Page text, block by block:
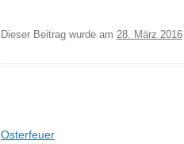
Dieser Beitrag wurde am 28. März 2016
Beitragsnavigation
Osterfeuer